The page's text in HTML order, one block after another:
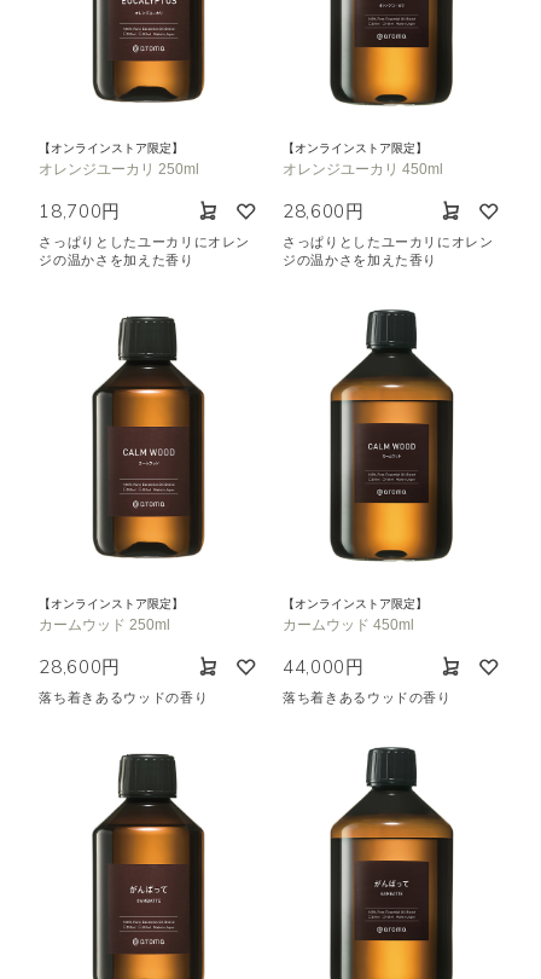
【オンラインストア限定】
オレンジユーカリ 250ml
18,700円
さっぱりとしたユーカリにオレン
ジの温かさを加えた香り
【オンラインストア限定】
オレンジユーカリ 450ml
28,600円
さっぱりとしたユーカリにオレン
ジの温かさを加えた香り
【オンラインストア限定】
カームウッド 250ml
28,600円
落ち着きあるウッドの香り
【オンラインストア限定】
カームウッド 450ml
44,000円
落ち着きあるウッドの香り